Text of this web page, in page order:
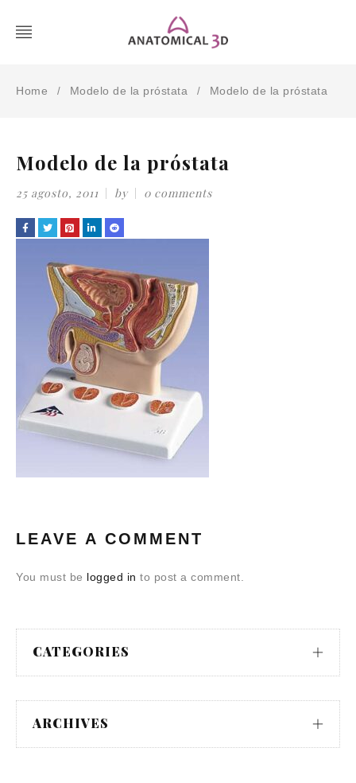
Home / Modelo de la próstata / Modelo de la próstata
Modelo de la próstata
25 agosto, 2011 by 0 comments
LEAVE A COMMENT
You must be logged in to post a comment.
CATEGORIES
ARCHIVES